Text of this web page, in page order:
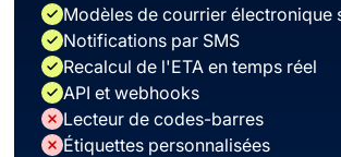
Modèles de courrier électronique
Notifications par SMS
Recalcul de l'ETA en temps réel
API et webhooks
Lecteur de codes-barres
Étiquettes personnalisées